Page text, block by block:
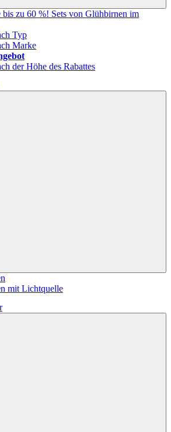
bis zu 60 %! Sets von Glühbirnen im
Typ
Marke
der Höhe des Rabattes
mit Lichtquelle